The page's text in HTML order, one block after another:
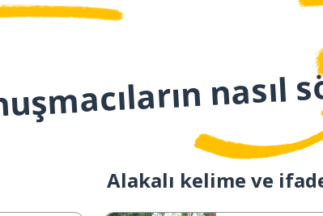
nasıl
Alakalı kelime ve